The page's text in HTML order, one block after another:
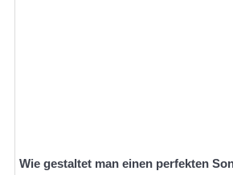
Wie gestaltet man einen perfekten